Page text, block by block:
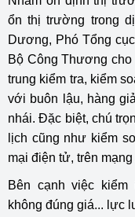
ổn thị trường trong
Dương, Phó Tổng
Bộ Công Thương
trung kiểm tra, kiểm
với buôn lậu, hàng
nhái. Đặc biệt, chú
lịch cũng như kiểm
mại điện tử, trên mạng
Bên cạnh việc kiểm
không đúng giá... lực